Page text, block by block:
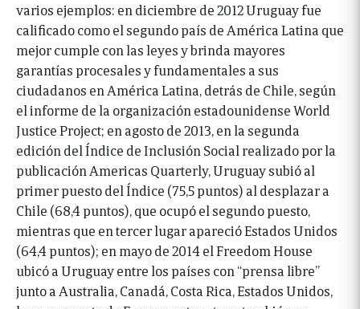
varios ejemplos: en diciembre de 2012 Uruguay fue
calificado como el segundo país de América Latina que
mejor cumple con las leyes y brinda mayores
garantías procesales y fundamentales a sus
ciudadanos en América Latina, detrás de Chile, según
el informe de la organización estadounidense World
Justice Project; en agosto de 2013, en la segunda
edición del Índice de Inclusión Social realizado por la
publicación Americas Quarterly, Uruguay subió al
primer puesto del Índice (75,5 puntos) al desplazar a
Chile (68,4 puntos), que ocupó el segundo puesto,
mientras que en tercer lugar apareció Estados Unidos
(64,4 puntos); en mayo de 2014 el Freedom House
ubicó a Uruguay entre los países con “prensa libre”
junto a Australia, Canadá, Costa Rica, Estados Unidos,